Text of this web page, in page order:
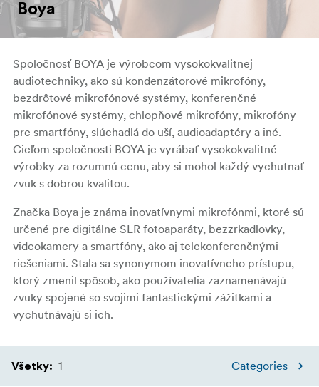
Boya
Spoločnosť BOYA je výrobcom vysokokvalitnej
audiotechniky, ako sú kondenzátorové mikrofóny,
bezdrôtové mikrofónové systémy, konferenčné
mikrofónové systémy, chlopňové mikrofóny, mikrofóny
pre smartfóny, slúchadlá do uší, audioadaptéry a iné.
Cieľom spoločnosti BOYA je vyrábať vysokokvalitné
výrobky za rozumnú cenu, aby si mohol každý vychutnať
zvuk s dobrou kvalitou.
Značka Boya je známa inovatívnymi mikrofónmi, ktoré sú
určené pre digitálne SLR fotoaparáty, bezzrkadlovky,
videokamery a smartfóny, ako aj telekonferenčnými
riešeniami. Stala sa synonymom inovatívneho prístupu,
ktorý zmenil spôsob, ako používatelia zaznamenávajú
zvuky spojené so svojimi fantastickými zážitkami a
vychutnávajú si ich.
Všetky: 1 Categories